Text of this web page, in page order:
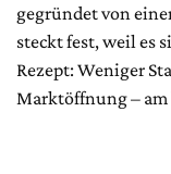
gegründet von
steckt fest, weil es
Rezept: Weniger
Marktöffnung –